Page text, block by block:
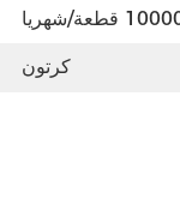
كرتون